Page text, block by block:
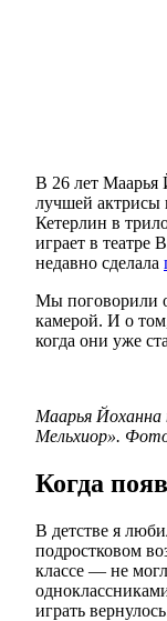
В 26 лет Маарья
лучшей актрисы
Кетерлин в
играет в театре
недавно сделала
Мы поговорили
камерой. И о
когда они уже
Маарья Йоханна
Мельхиор».
Когда
В детстве я
подростковом
классе — не
играть